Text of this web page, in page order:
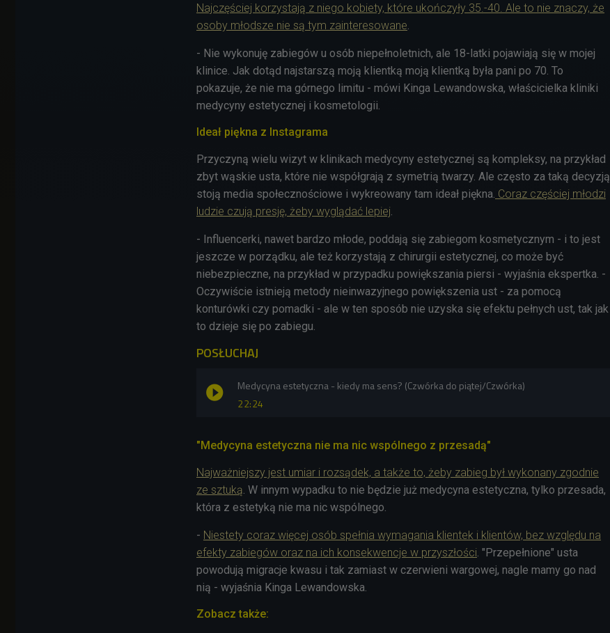
Najczęściej korzystają z niego kobiety, które ukończyły 35.-40. Ale to nie znaczy, że
osoby młodsze nie są tym zainteresowane.
- Nie wykonuję zabiegów u osób niepełnoletnich, ale 18-latki pojawiają się w mojej
klinice. Jak dotąd najstarszą moją klientką moją klientką była pani po 70. To
pokazuje, że nie ma górnego limitu - mówi Kinga Lewandowska, właścicielka kliniki
medycyny estetycznej i kosmetologii.
Ideał piękna z Instagrama
Przyczyną wielu wizyt w klinikach medycyny estetycznej są kompleksy, na przykład
zbyt wąskie usta, które nie współgrają z symetrią twarzy. Ale często za taką decyzją
stoją media społecznościowe i wykreowany tam ideał piękna. Coraz częściej młodzi
ludzie czują presję, żeby wyglądać lepiej.
- Influencerki, nawet bardzo młode, poddają się zabiegom kosmetycznym - i to jest
jeszcze w porządku, ale też korzystają z chirurgii estetycznej, co może być
niebezpieczne, na przykład w przypadku powiększania piersi - wyjaśnia ekspertka. -
Oczywiście istnieją metody nieinwazyjnego powiększenia ust - za pomocą
konturówki czy pomadki - ale w ten sposób nie uzyska się efektu pełnych ust, tak jak
to dzieje się po zabiegu.
POSŁUCHAJ
22:24
Medycyna estetyczna - kiedy ma sens? (Czwórka do piątej/Czwórka)
"Medycyna estetyczna nie ma nic wspólnego z przesadą"
Najważniejszy jest umiar i rozsądek, a także to, żeby zabieg był wykonany zgodnie
ze sztuką. W innym wypadku to nie będzie już medycyna estetyczna, tylko przesada,
która z estetyką nie ma nic wspólnego.
- Niestety coraz więcej osób spełnia wymagania klientek i klientów, bez względu na
efekty zabiegów oraz na ich konsekwencje w przyszłości. "Przepełnione" usta
powodują migracje kwasu i tak zamiast w czerwieni wargowej, nagle mamy go nad
nią - wyjaśnia Kinga Lewandowska.
Zobacz także: